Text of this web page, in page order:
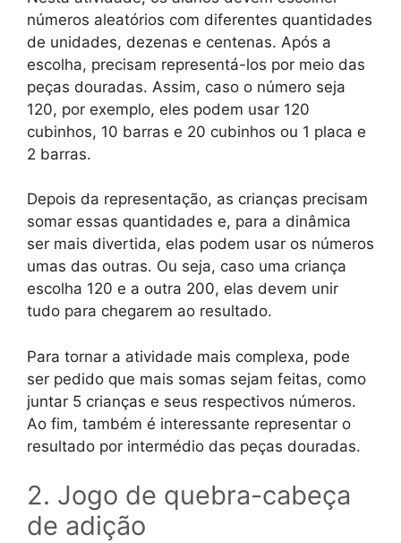
números aleatórios com diferentes quantidades
de unidades, dezenas e centenas. Após a
escolha, precisam representá-los por meio das
peças douradas. Assim, caso o número seja
120, por exemplo, eles podem usar 120
cubinhos, 10 barras e 20 cubinhos ou 1 placa e
2 barras.
Depois da representação, as crianças precisam
somar essas quantidades e, para a dinâmica
ser mais divertida, elas podem usar os números
umas das outras. Ou seja, caso uma criança
escolha 120 e a outra 200, elas devem unir
tudo para chegarem ao resultado.
Para tornar a atividade mais complexa, pode
ser pedido que mais somas sejam feitas, como
juntar 5 crianças e seus respectivos números.
Ao fim, também é interessante representar o
resultado por intermédio das peças douradas.
2. Jogo de quebra-cabeça
de adição